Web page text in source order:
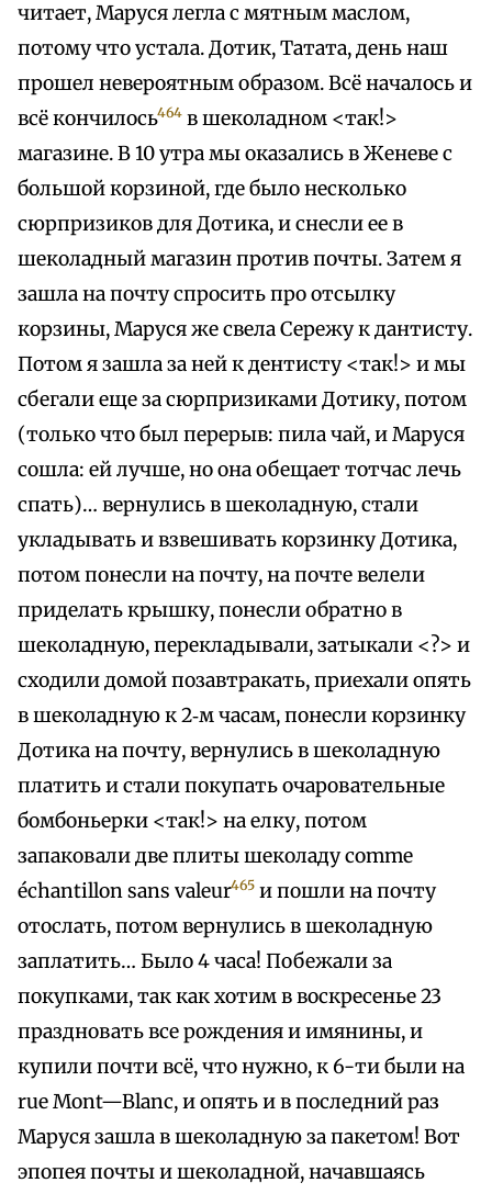
читает, Маруся легла с мятным маслом,
потому что устала. Дотик, Татата, день наш
прошел невероятным образом. Всё началось и
всё кончилось464 в шеколадном <так!>
магазине. В 10 утра мы оказались в Женеве с
большой корзиной, где было несколько
сюрпризиков для Дотика, и снесли ее в
шеколадный магазин против почты. Затем я
зашла на почту спросить про отсылку
корзины, Маруся же свела Сережу к дантисту.
Потом я зашла за ней к дентисту <так!> и мы
сбегали еще за сюрпризиками Дотику, потом
(только что был перерыв: пила чай, и Маруся
сошла: ей лучше, но она обещает тотчас лечь
спать)… вернулись в шеколадную, стали
укладывать и взвешивать корзинку Дотика,
потом понесли на почту, на почте велели
приделать крышку, понесли обратно в
шеколадную, перекладывали, затыкали <?> и
сходили домой позавтракать, приехали опять
в шеколадную к 2‑м часам, понесли корзинку
Дотика на почту, вернулись в шеколадную
платить и стали покупать очаровательные
бомбоньерки <так!> на елку, потом
запаковали две плиты шеколаду comme
échantillon sans valeur465 и пошли на почту
отослать, потом вернулись в шеколадную
заплатить… Было 4 часа! Побежали за
покупками, так как хотим в воскресенье 23
праздновать все рождения и имянины, и
купили почти всё, что нужно, к 6-ти были на
rue Mont—Blanc, и опять и в последний раз
Маруся зашла в шеколадную за пакетом! Вот
эпопея почты и шеколадной, начавшаясь